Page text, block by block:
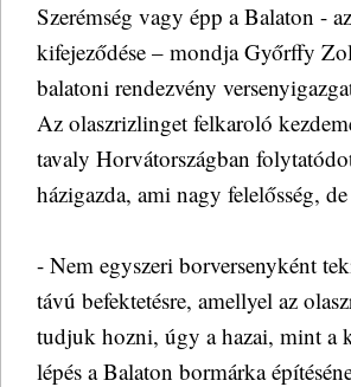
Szerémség vagy épp a Balaton -
kifejeződése – mondja Győrffy
balatoni rendezvény
Az olaszrizlinget felkaroló
tavaly Horvátországban
házigazda, ami nagy felelősség,
- Nem egyszeri borversenyként
távú befektetésre, amellyel az
tudjuk hozni, úgy a hazai, mint a
lépés a Balaton bormárka